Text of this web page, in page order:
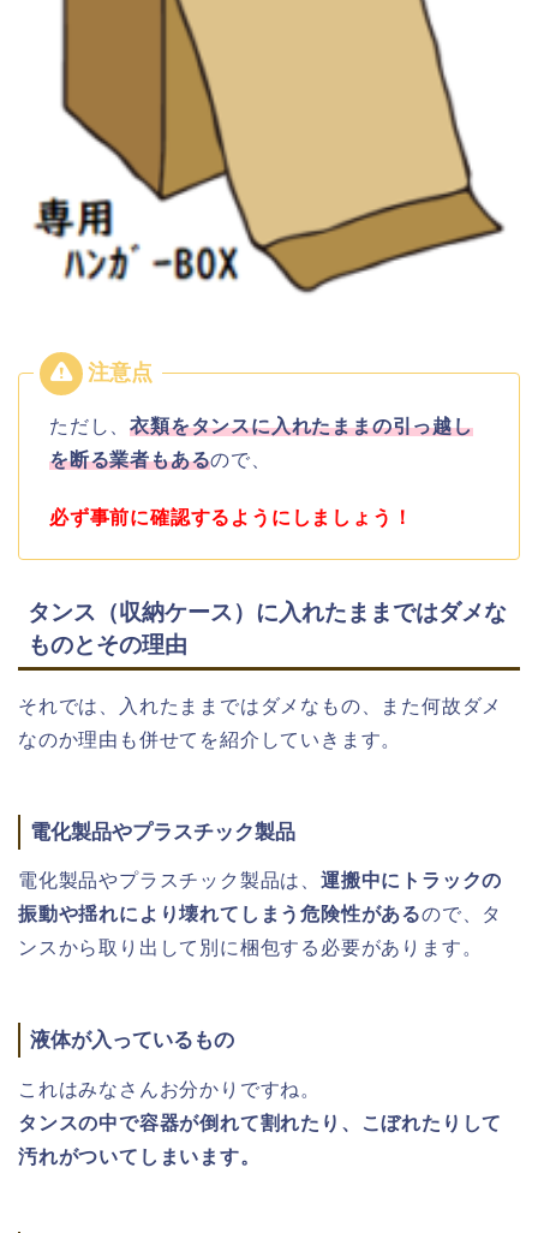
ただし、衣類をタンスに入れたままの引っ越し
を断る業者もあるので、
必ず事前に確認するようにしましょう！
タンス（収納ケース）に入れたままではダメな
ものとその理由
それでは、入れたままではダメなもの、また何故ダメ
なのか理由も併せてを紹介していきます。
電化製品やプラスチック製品
電化製品やプラスチック製品は、 運搬中にトラックの
振動や揺れにより壊れてしまう危険性があるので、タ
ンスから取り出して別に梱包する必要があります。
液体が入っているもの
これはみなさんお分かりですね。
タンスの中で容器が倒れて割れたり、こぼれたりして
汚れがついてしまいます。